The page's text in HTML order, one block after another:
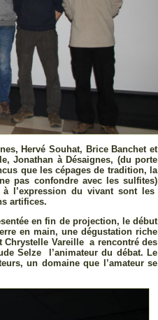
Hervé Souhat, Brice Banchet et
Jonathan à Désaignes, (du porte
que les cépages de tradition, la
pas confondre avec les sulfites)
l’expression du vivant sont les
artifices.
en fin de projection, le début
en main, une dégustation riche
Vareille a rencontré des
Selze l’animateur du débat. Le
un domaine que l’amateur se